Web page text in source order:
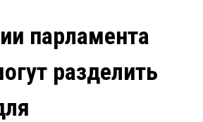
парламента
разделить